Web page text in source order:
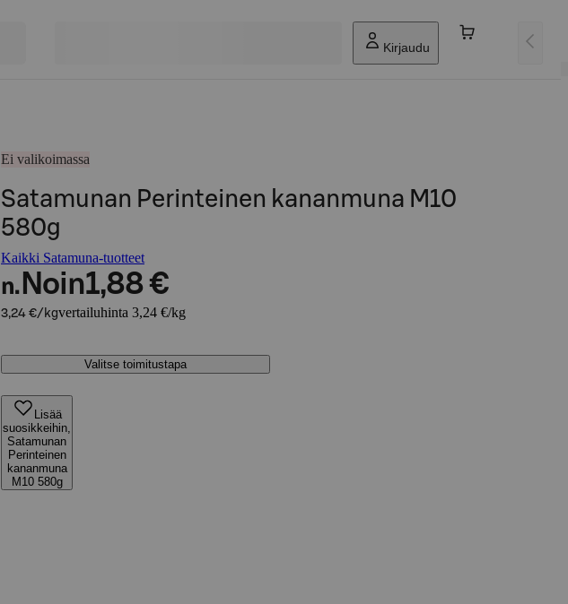
Kirjaudu
Ei valikoimassa
Satamunan Perinteinen kananmuna M10
580g
Kaikki Satamuna-tuotteet
n. Noin1,88 €
3,24 €/kgvertailuhinta 3,24 €/kg
Valitse toimitustapa
Lisää
suosikkeihin,
Satamunan
Perinteinen
kananmuna
M10 580g